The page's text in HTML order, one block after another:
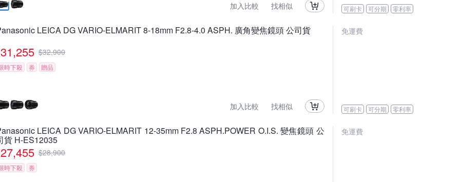
加入比較 找相似 可刷卡 可分期 零利率
LEICA DG VARIO-ELMARIT 8-18mm F2.8-4.0 ASPH. 廣角變焦鏡頭 公司貨
31,255 $32,900
時下殺 券 贈品
加入比較 找相似
免運費
可刷卡 可分期 零利率
LEICA DG VARIO-ELMARIT 12-35mm F2.8 ASPH.POWER O.I.S. 變焦鏡頭 公
貨 H-ES12035
27,455 $28,900
時下殺 券
免運費